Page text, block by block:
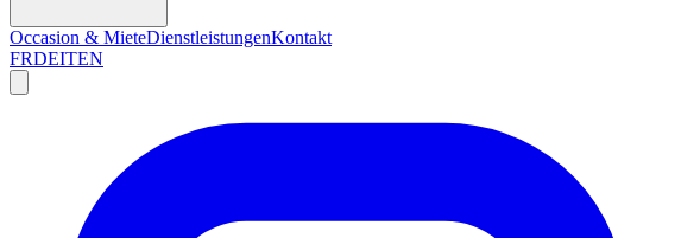
Occasion & MieteDienstleistungenKontakt
FRDEITEN